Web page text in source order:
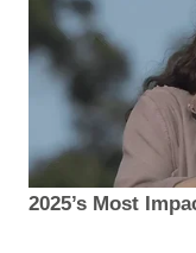
2025’s Most